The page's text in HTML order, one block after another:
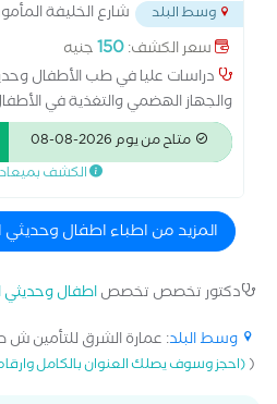
وسط البلد
شارع الخليفة
الخياط...
سعر الكشف:150جنيه
دراسات عليا في طب الأطفال
والجهاز الهضمي والتغذية في
العلاجية.دبلومة مكافحة العدوى
متاح من يوم 2026-08-08
الكشف
المزيد من اطباء اطفال
دكتور تخصص تخصصاطفال وحديثي
وسط البلد: عمارة الشرق للتأمين ش
((احجز وسوف يصلك العنوان بالكامل